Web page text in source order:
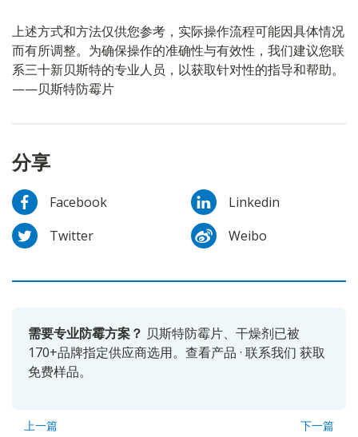
上述方式和方法仅供您参考，实际操作流程可能因具体情况
而有所调整。为确保操作的准确性与有效性，我们建议您联
系三十新贝斯特的专业人员，以获取针对性的指导和帮助。
——贝斯特防霉片
分享
Facebook
Linkedin
Twitter
Weibo
需要专业防霉方案？ 贝斯特防霉片、干燥剂已被
170+品牌指定供应商选用。 查看产品 · 联系我们 获取
免费样品。
上一篇 下一篇